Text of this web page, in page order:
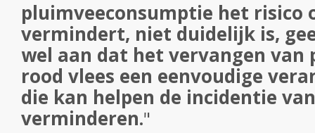
pluimveeconsumptie het risico
vermindert, niet duidelijk is,
wel aan dat het vervangen van
rood vlees een eenvoudige
die kan helpen de incidentie
verminderen."